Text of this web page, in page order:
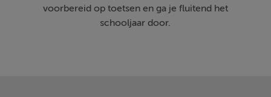
voorbereid op toetsen en ga je fluitend het
schooljaar door.